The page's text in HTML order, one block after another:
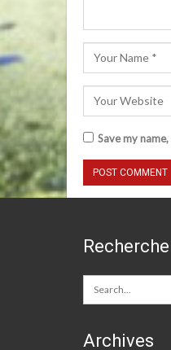
Save my
Archives